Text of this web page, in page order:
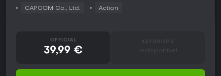
CAPCOM Co., Ltd. Action
OFFICIAL
39,99 € Indisponível